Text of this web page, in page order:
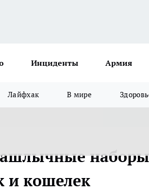
Инциденты Армия
Лайфхак В мире
и кошелек